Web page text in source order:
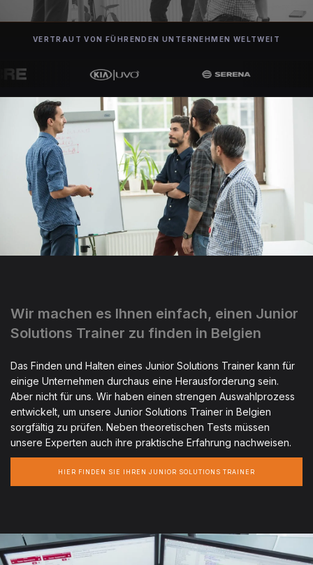
VERTRAUT VON FÜHRENDEN UNTERNEHMEN WELTWEIT
Wir machen es Ihnen einfach, einen Junior
Solutions Trainer zu finden in Belgien
Das Finden und Halten eines Junior Solutions Trainer kann für
einige Unternehmen durchaus eine Herausforderung sein.
Aber nicht für uns. Wir haben einen strengen Auswahlprozess
entwickelt, um unsere Junior Solutions Trainer in Belgien
sorgfältig zu prüfen. Neben theoretischen Tests müssen
unsere Experten auch ihre praktische Erfahrung nachweisen.
HIER FINDEN SIE IHREN JUNIOR SOLUTIONS TRAINER